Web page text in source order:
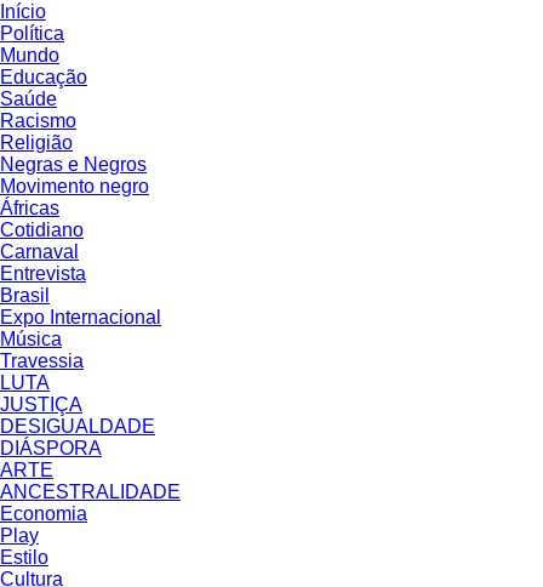
Início
Política
Mundo
Educação
Saúde
Racismo
Religião
Negras e Negros
Movimento negro
Áfricas
Cotidiano
Carnaval
Entrevista
Brasil
Expo Internacional
Música
Travessia
LUTA
JUSTIÇA
DESIGUALDADE
DIÁSPORA
ARTE
ANCESTRALIDADE
Economia
Play
Estilo
Cultura